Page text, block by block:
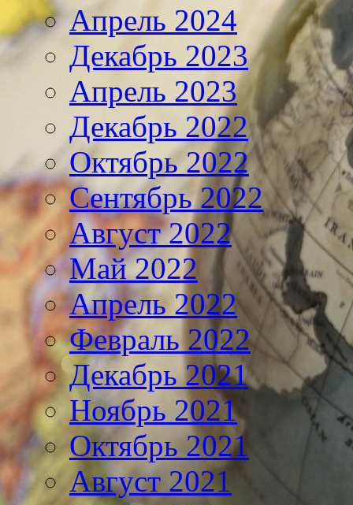
Апрель 2024
Декабрь 2023
Апрель 2023
Декабрь 2022
Октябрь 2022
Сентябрь 2022
Август 2022
Май 2022
Апрель 2022
Февраль 2022
Декабрь 2021
Ноябрь 2021
Октябрь 2021
Август 2021